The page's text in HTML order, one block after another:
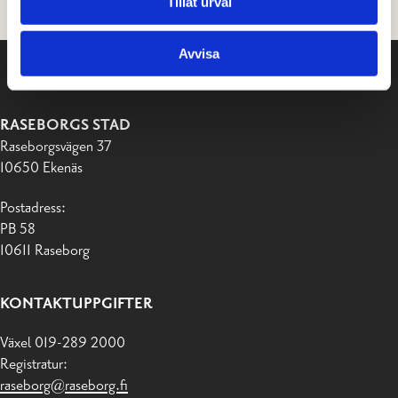
Avvisa
RASEBORGS STAD
Raseborgsvägen 37
10650 Ekenäs
Postadress:
PB 58
10611 Raseborg
KONTAKTUPPGIFTER
Växel 019-289 2000
Registratur:
raseborg@raseborg.fi